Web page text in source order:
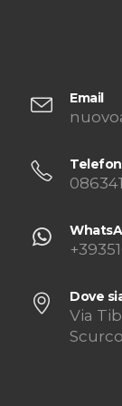
Email
Dove
Via